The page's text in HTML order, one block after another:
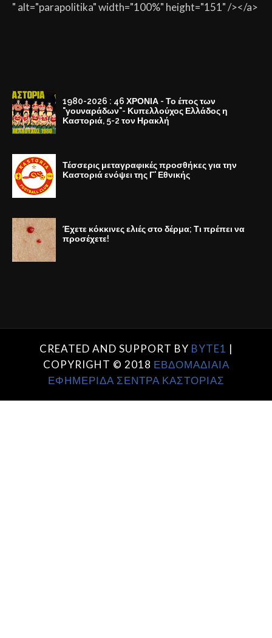
" alt="parapolitika" width="100%" height="151" /></a>
1980-2026 : 46 ΧΡΟΝΙΑ - Το έπος των
"γουναράδων"- Κυπελλούχος Ελλάδος η
Καστοριά, 5-2 τον Ηρακλή
Τέσσερις μεταγραφικές προσθήκες για την
Καστοριά ενόψει της Γ' Εθνικής
Έχετε κόκκινες ελιές στο δέρμα; Τι πρέπει να
προσέχετε!
CREATED AND SUPPORT BY BYTE1 |
COPYRIGHT © 2018 ΕΒΔΟΜΑΔΙΑΙΑ
ΕΦΗΜΕΡΙΔΑ ΣΕΝΤΡΑ ΚΑΣΤΟΡΙΑΣ